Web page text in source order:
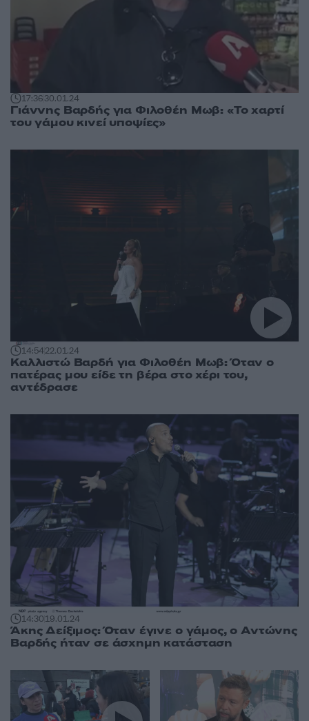
17:3630.01.24
Γιάννης Βαρδής για Φιλοθέη Μωβ: «Το χαρτί
του γάμου κινεί υποψίες»
14:5422.01.24
Καλλιστώ Βαρδή για Φιλοθέη Μωβ: Όταν ο
πατέρας μου είδε τη βέρα στο χέρι του,
αντέδρασε
14:3019.01.24
Άκης Δείξιμος: Όταν έγινε ο γάμος, ο Αντώνης
Βαρδής ήταν σε άσχημη κατάσταση